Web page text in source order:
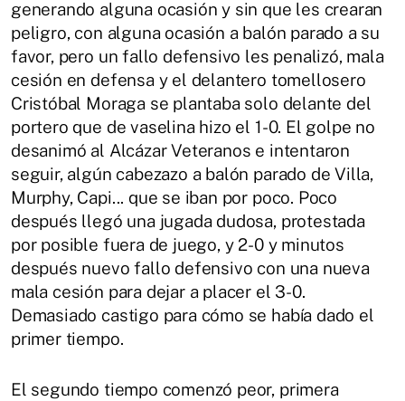
generando alguna ocasión y sin que les crearan
peligro, con alguna ocasión a balón parado a su
favor, pero un fallo defensivo les penalizó, mala
cesión en defensa y el delantero tomellosero
Cristóbal Moraga se plantaba solo delante del
portero que de vaselina hizo el 1-0. El golpe no
desanimó al Alcázar Veteranos e intentaron
seguir, algún cabezazo a balón parado de Villa,
Murphy, Capi... que se iban por poco. Poco
después llegó una jugada dudosa, protestada
por posible fuera de juego, y 2-0 y minutos
después nuevo fallo defensivo con una nueva
mala cesión para dejar a placer el 3-0.
Demasiado castigo para cómo se había dado el
primer tiempo.
El segundo tiempo comenzó peor, primera